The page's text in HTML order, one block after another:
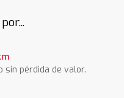
sin pérdida de valor.